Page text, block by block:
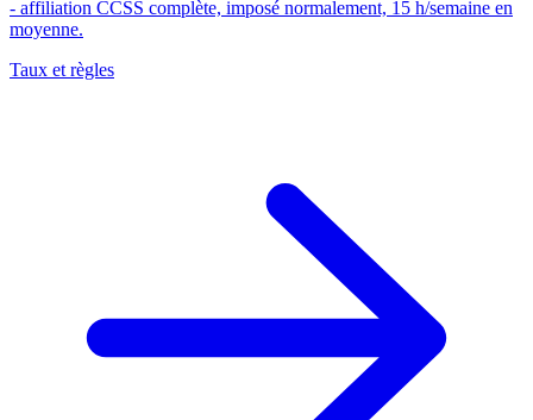
- affiliation CCSS complète, imposé normalement, 15 h/semaine en
moyenne.
Taux et règles